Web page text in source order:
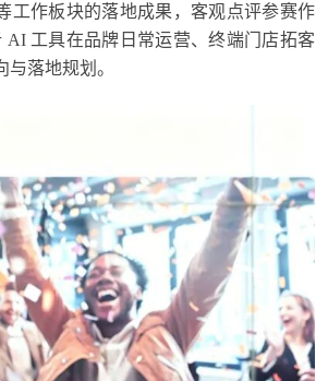
工作板块的落地成果，客观点评参赛作
工具在品牌日常运营、终端门店拓客
落地规划。